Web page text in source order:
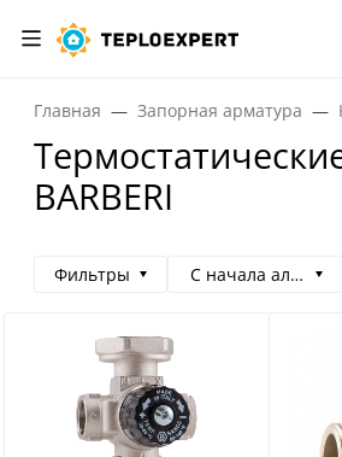
Главная Запорная арматура
BARBERI
Фильтры С начала алфавита